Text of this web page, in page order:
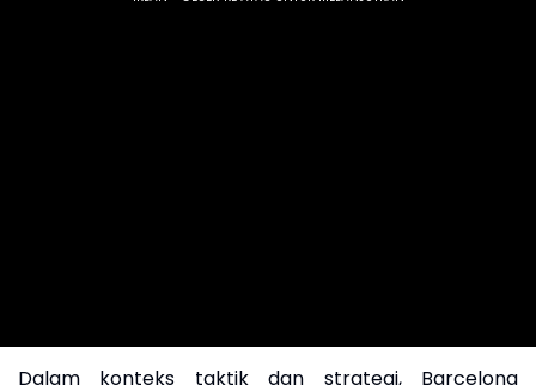
Dalam konteks taktik dan strategi, Barcelona